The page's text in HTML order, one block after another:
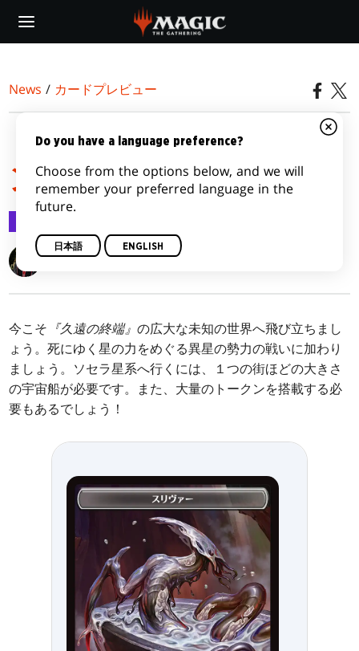
main
News / カードプレビュー
『久遠の終端』のトーク
ン
Jubilee Finnegan
今こそ 『久遠の終端』の広大な未知の世界へ飛び立ちまし
ょう。死にゆく星の力をめぐる異星の勢力の戦いに加わり
ましょう。ソセラ星系へ行くには、１つの街ほどの大きさ
の宇宙船が必要です。また、大量のトークンを搭載する必
要もあるでしょう！
Do you have a language preference?
Choose from the options below, and we will
remember your preferred language in the
future.
日本語 ENGLISH